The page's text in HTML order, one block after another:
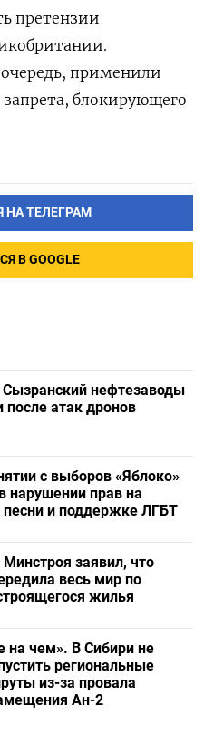
претензии
применили
блокирующего
НА ТЕЛЕГРАМ
В GOOGLE
Сызранский нефтезаводы
после атак дронов
с выборов «Яблоко»
нарушении прав на
песни и поддержке ЛГБТ
заявил, что
весь мир по
жилья
на чем». В Сибири не
региональные
из-за провала
Ан-2